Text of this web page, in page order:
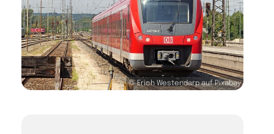
© Erich Westendarp auf Pixabay